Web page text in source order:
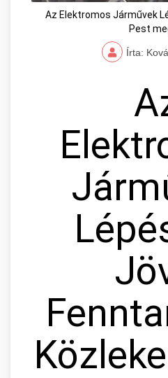
Az Elektromos Járművek
Pest
Írta: